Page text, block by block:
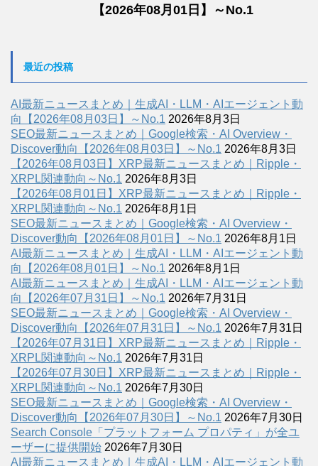
【2026年08月01日】～No.1
最近の投稿
AI最新ニュースまとめ｜生成AI・LLM・AIエージェント動
向【2026年08月03日】～No.1 2026年8月3日
SEO最新ニュースまとめ｜Google検索・AI Overview・
Discover動向【2026年08月03日】～No.1 2026年8月3日
【2026年08月03日】XRP最新ニュースまとめ｜Ripple・
XRPL関連動向～No.1 2026年8月3日
【2026年08月01日】XRP最新ニュースまとめ｜Ripple・
XRPL関連動向～No.1 2026年8月1日
SEO最新ニュースまとめ｜Google検索・AI Overview・
Discover動向【2026年08月01日】～No.1 2026年8月1日
AI最新ニュースまとめ｜生成AI・LLM・AIエージェント動
向【2026年08月01日】～No.1 2026年8月1日
AI最新ニュースまとめ｜生成AI・LLM・AIエージェント動
向【2026年07月31日】～No.1 2026年7月31日
SEO最新ニュースまとめ｜Google検索・AI Overview・
Discover動向【2026年07月31日】～No.1 2026年7月31日
【2026年07月31日】XRP最新ニュースまとめ｜Ripple・
XRPL関連動向～No.1 2026年7月31日
【2026年07月30日】XRP最新ニュースまとめ｜Ripple・
XRPL関連動向～No.1 2026年7月30日
SEO最新ニュースまとめ｜Google検索・AI Overview・
Discover動向【2026年07月30日】～No.1 2026年7月30日
Search Console「プラットフォーム プロパティ」が全ユ
ーザーに提供開始 2026年7月30日
AI最新ニュースまとめ｜生成AI・LLM・AIエージェント動